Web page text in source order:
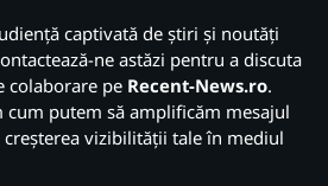
captivată de știri și noutăți
ne astăzi pentru a discuta
colaborare pe Recent-News.ro.
cum putem să amplificăm mesajul
vizibilității tale în mediul